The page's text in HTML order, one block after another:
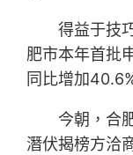
得益于技
肥市本年首批
同比增加
今朝，合
潛伏揭榜方洽